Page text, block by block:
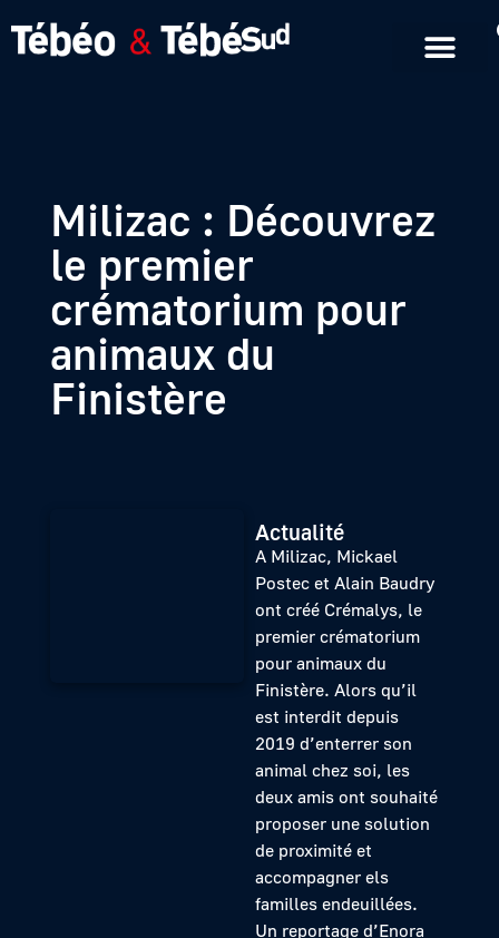
Milizac : Découvrez
le premier
crématorium pour
animaux du
Finistère
Actualité
A Milizac, Mickael
Postec et Alain Baudry
ont créé Crémalys, le
premier crématorium
pour animaux du
Finistère. Alors qu’il
est interdit depuis
2019 d’enterrer son
animal chez soi, les
deux amis ont souhaité
proposer une solution
de proximité et
accompagner els
familles endeuillées.
Un reportage d’Enora